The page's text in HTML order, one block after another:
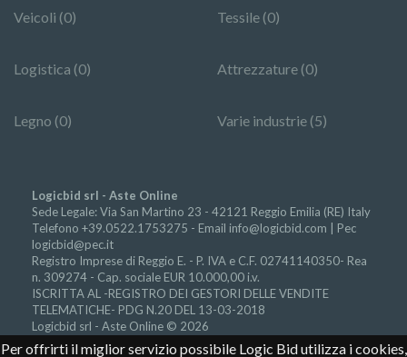
Per offrirti il miglior servizio possibile Logic Bid utilizza i cookies,
Veicoli (0) Tessile (0)
Logistica (0) Attrezzature (0)
Legno (0) Varie industrie (5)
Logicbid srl - Aste Online
Sede Legale: Via San Martino 23 - 42121 Reggio Emilia (RE) Italy
Telefono +39.0522.1753275 - Email info@logicbid.com | Pec
logicbid@pec.it
Registro Imprese di Reggio E. - P. IVA e C.F. 02741140350- Rea
n. 309274 - Cap. sociale EUR 10.000,00 i.v.
ISCRITTA AL -REGISTRO DEI GESTORI DELLE VENDITE
TELEMATICHE- PDG N.20 DEL 13-03-2018
Logicbid srl - Aste Online © 2026
Accesso autorità giudiziarie -Progetto Finanziato Por Fesr